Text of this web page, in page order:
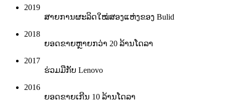
2019
ສາຍການຜະລິດໃໝ່ສອງແຫ່ງຂອງ Bulid
2018
ຍອດຂາຍຫຼາຍກວ່າ 20 ລ້ານໂດລາ
2017
ຮ່ວມມືກັບ Lenovo
2016
ຍອດຂາຍເກີນ 10 ລ້ານໂດລາ